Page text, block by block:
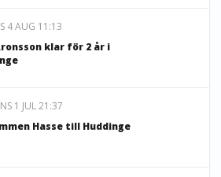
4 AUG 11:13
klar för 2 år i
1 JUL 21:37
Hasse till Huddinge